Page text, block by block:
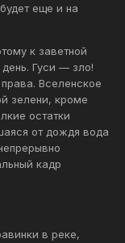
еще и на
к заветной
Гуси — зло!
Вселенское
зелени, кроме
остатки
от дождя вода
кадр
в реке,